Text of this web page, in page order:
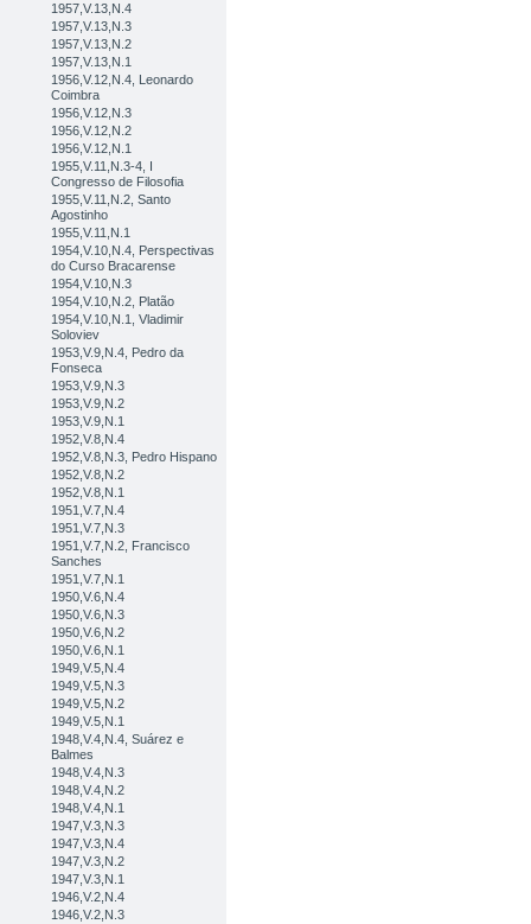
1957,V.13,N.4
1957,V.13,N.3
1957,V.13,N.2
1957,V.13,N.1
1956,V.12,N.4, Leonardo
Coimbra
1956,V.12,N.3
1956,V.12,N.2
1956,V.12,N.1
1955,V.11,N.3-4, I
Congresso de Filosofia
1955,V.11,N.2, Santo
Agostinho
1955,V.11,N.1
1954,V.10,N.4, Perspectivas
do Curso Bracarense
1954,V.10,N.3
1954,V.10,N.2, Platão
1954,V.10,N.1, Vladimir
Soloviev
1953,V.9,N.4, Pedro da
Fonseca
1953,V.9,N.3
1953,V.9,N.2
1953,V.9,N.1
1952,V.8,N.4
1952,V.8,N.3, Pedro Hispano
1952,V.8,N.2
1952,V.8,N.1
1951,V.7,N.4
1951,V.7,N.3
1951,V.7,N.2, Francisco
Sanches
1951,V.7,N.1
1950,V.6,N.4
1950,V.6,N.3
1950,V.6,N.2
1950,V.6,N.1
1949,V.5,N.4
1949,V.5,N.3
1949,V.5,N.2
1949,V.5,N.1
1948,V.4,N.4, Suárez e
Balmes
1948,V.4,N.3
1948,V.4,N.2
1948,V.4,N.1
1947,V.3,N.3
1947,V.3,N.4
1947,V.3,N.2
1947,V.3,N.1
1946,V.2,N.4
1946,V.2,N.3